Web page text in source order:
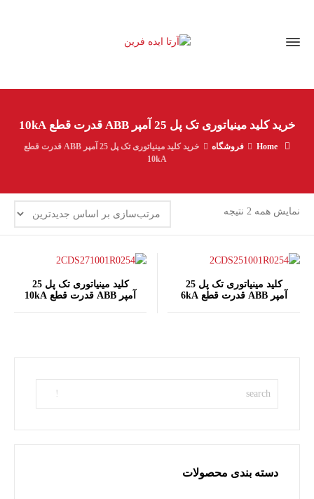
خرید کلید مينياتوری تک پل 25 آمپر ABB قدرت قطع 10kA
Home فروشگاه
خرید کلید مينياتوری تک پل 25 آمپر ABB قدرت قطع
10kA
نمایش همه 2 نتیجه
اساس
جدیدترین
کلید مينياتوری تک پل 25
آمپر ABB قدرت قطع 6kA
کلید مينياتوری تک پل 25
آمپر ABB قدرت قطع 10kA
دسته بندی محصولات